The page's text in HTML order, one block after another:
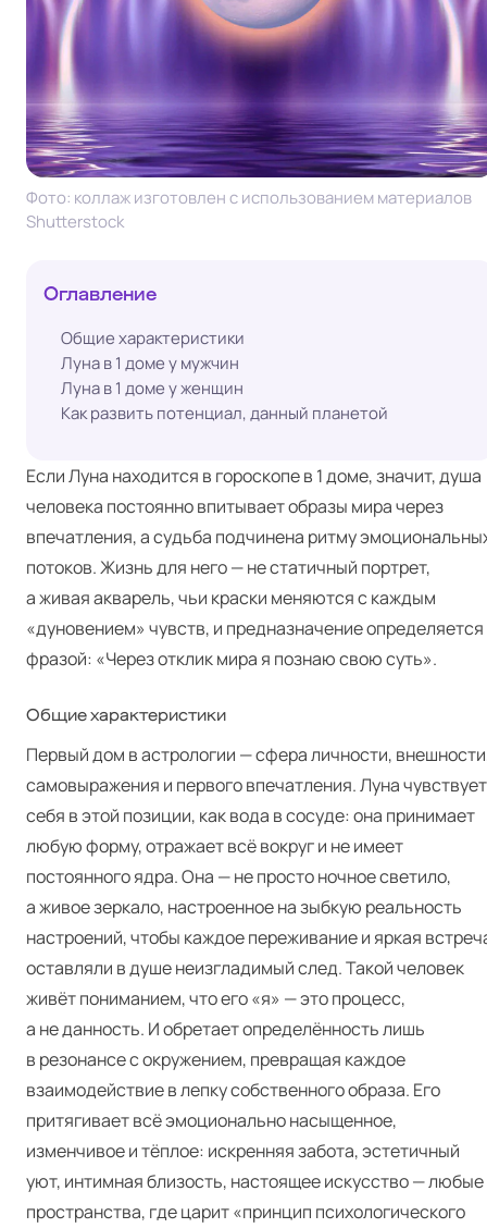
Фото: коллаж изготовлен с использованием материалов
Shutterstock
Оглавление
Общие характеристики
Луна в 1 доме у мужчин
Луна в 1 доме у женщин
Как развить потенциал, данный планетой
Если Луна находится в гороскопе в 1 доме, значит, душа
человека постоянно впитывает образы мира через
впечатления, а судьба подчинена ритму
потоков. Жизнь для него — не статичный портрет,
а живая акварель, чьи краски меняются с каждым
«дуновением» чувств, и предназначение определяется
фразой: «Через отклик мира я познаю свою суть».
Общие характеристики
Первый дом в астрологии — сфера личности,
самовыражения и первого впечатления. Луна чувствует
себя в этой позиции, как вода в сосуде: она принимает
любую форму, отражает всё вокруг и не имеет
постоянного ядра. Она — не просто ночное светило,
а живое зеркало, настроенное на зыбкую реальность
настроений, чтобы каждое переживание и яркая
оставляли в душе неизгладимый след. Такой человек
живёт пониманием, что его «я» — это процесс,
а не данность. И обретает определённость лишь
в резонансе с окружением, превращая каждое
взаимодействие в лепку собственного образа. Его
притягивает всё эмоционально насыщенное,
изменчивое и тёплое: искренняя забота, эстетичный
уют, интимная близость, настоящее искусство — любые
пространства, где царит «принцип психологического